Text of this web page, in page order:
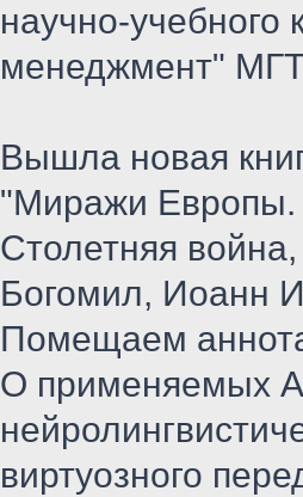
научно-
менеджмент"
Вышла новая
"Миражи Европы.
Столетняя
Богомил, Иоанн
Помещаем
О применяемых
виртуозного